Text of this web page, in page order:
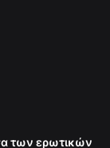
των ερωτικών